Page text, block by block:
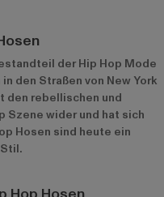
der Hip Hop Mode
den Straßen von New York
den rebellischen und
Szene wider und hat sich
Hosen sind heute ein